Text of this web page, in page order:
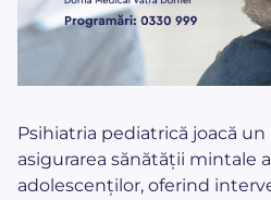
Psihiatria pediatrică joacă
asigurarea sănătății mintale
adolescenților, oferind